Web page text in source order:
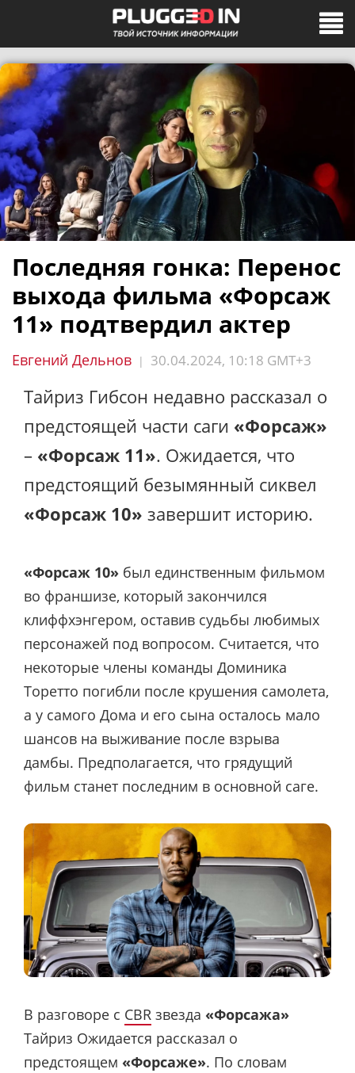
Последняя гонка: Перенос
выхода фильма «Форсаж
11» подтвердил актер
Евгений Дельнов | 30.04.2024, 10:18 GMT+3
Тайриз Гибсон недавно рассказал о
предстоящей части саги «Форсаж»
– «Форсаж 11». Ожидается, что
предстоящий безымянный сиквел
«Форсаж 10» завершит историю.
«Форсаж 10» был единственным фильмом
во франшизе, который закончился
клиффхэнгером, оставив судьбы любимых
персонажей под вопросом. Считается, что
некоторые члены команды Доминика
Торетто погибли после крушения самолета,
а у самого Дома и его сына осталось мало
шансов на выживание после взрыва
дамбы. Предполагается, что грядущий
фильм станет последним в основной саге.
В разговоре с CBR звезда «Форсажа»
Тайриз Ожидается рассказал о
предстоящем «Форсаже». По словам